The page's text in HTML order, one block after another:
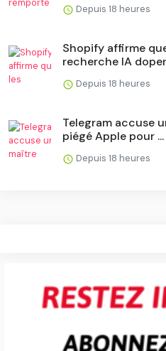
Depuis 18 heures
Shopify affirme
recherche IA
Depuis 18 heures
Telegram accuse
piégé Apple pour ...
Depuis 18 heures